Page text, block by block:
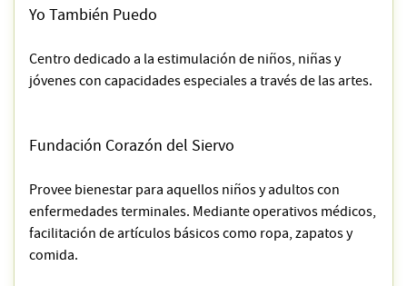
Yo También Puedo
Centro dedicado a la estimulación de niños, niñas y
jóvenes con capacidades especiales a través de las artes.
Fundación Corazón del Siervo
Provee bienestar para aquellos niños y adultos con
enfermedades terminales. Mediante operativos médicos,
facilitación de artículos básicos como ropa, zapatos y
comida.